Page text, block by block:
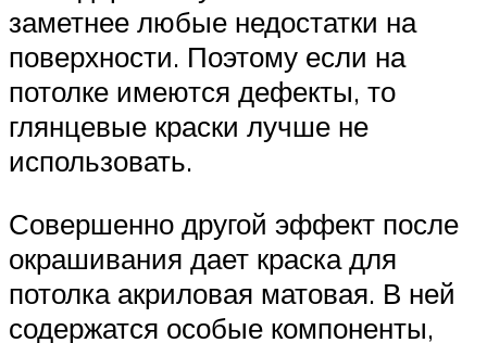
заметнее любые недостатки на
поверхности. Поэтому если на
потолке имеются дефекты, то
глянцевые краски лучше не
использовать.
Совершенно другой эффект после
окрашивания дает краска для
потолка акриловая матовая. В ней
содержатся особые компоненты,